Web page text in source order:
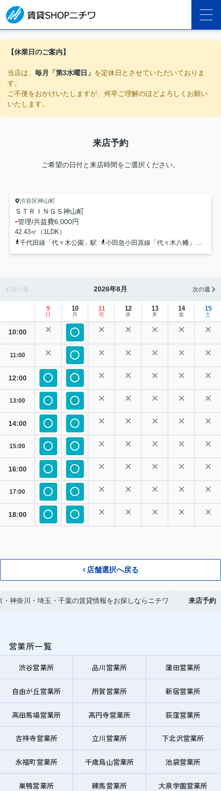
【休業日のご案内】
当店は、 毎月「第3水曜日」 を定休日とさせていただいておりま
す。
ご不便をおかけいたしますが、何卒ご理解のほどよろしくお願い
いたします。
来店予約
ご希望の日付と来店時間をご選択ください。
渋谷区神山町
ＳＴＲＩＮＧＳ神山町
-管理/共益費6,000円
42.43㎡（1LDK）
千代田線「代々木公園」駅
小田急小田原線「代々木八幡」駅
前の週 2026年8月 次の週
9
日
10
月
11
祝
12
水
13
木
14
金
15
土
10:00
11:00
12:00
13:00
14:00
15:00
16:00
17:00
18:00
店舗選択へ戻る
・神奈川・埼玉・千葉の賃貸情報をお探しならニチワ 来店予約
営業所一覧
渋谷営業所 品川営業所 蒲田営業所
自由が丘営業所 用賀営業所 新宿営業所
高田馬場営業所 高円寺営業所 荻窪営業所
吉祥寺営業所 立川営業所 下北沢営業所
永福町営業所 千歳烏山営業所 池袋営業所
巣鴨営業所 練馬営業所 大泉学園営業所